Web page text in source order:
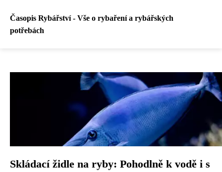
Časopis Rybářství - Vše o rybaření a rybářských
potřebách
Skládací židle na ryby: Pohodlně k vodě i s